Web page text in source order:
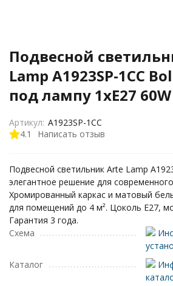
Подвесной
Lamp A1923SP-1CC
под лампу 1xE27 60W
4.1 Написать отзыв
Артикул: A1923SP-1CC
Подвесной светильник Arte Lamp
элегантное решение для
Хромированный каркас и матовый
для помещений до 4 м². Цоколь E27,
Гарантия 3 года.
Схема
Каталог